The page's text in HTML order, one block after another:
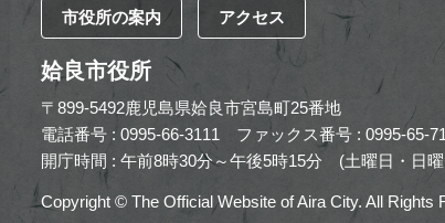
市役所の案内 アクセス
姶良市役所
〒899-5492鹿児島県姶良市宮島町25番地
電話番号 : 0995-66-3111
ファックス番号 : 0995-65-
開庁時間 : 午前8時30分～午後5時15分
(土曜日・日
Copyright © The Official Website of Aira City. All Rights